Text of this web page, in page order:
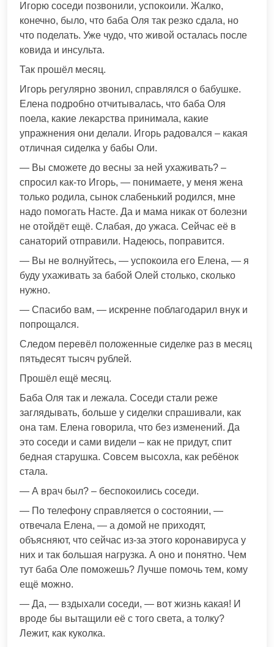
Игорю соседи позвонили, успокоили. Жалко,
конечно, было, что баба Оля так резко сдала, но
что поделать. Уже чудо, что живой осталась после
ковида и инсульта.
Так прошёл месяц.
Игорь регулярно звонил, справлялся о бабушке.
Елена подробно отчитывалась, что баба Оля
поела, какие лекарства принимала, какие
упражнения они делали. Игорь радовался – какая
отличная сиделка у бабы Оли.
— Вы сможете до весны за ней ухаживать? –
спросил как-то Игорь, — понимаете, у меня жена
только родила, сынок слабенький родился, мне
надо помогать Насте. Да и мама никак от болезни
не отойдёт ещё. Слабая, до ужаса. Сейчас её в
санаторий отправили. Надеюсь, поправится.
— Вы не волнуйтесь, — успокоила его Елена, — я
буду ухаживать за бабой Олей столько, сколько
нужно.
— Спасибо вам, — искренне поблагодарил внук и
попрощался.
Следом перевёл положенные сиделке раз в месяц
пятьдесят тысяч рублей.
Прошёл ещё месяц.
Баба Оля так и лежала. Соседи стали реже
заглядывать, больше у сиделки спрашивали, как
она там. Елена говорила, что без изменений. Да
это соседи и сами видели – как не придут, спит
бедная старушка. Совсем высохла, как ребёнок
стала.
— А врач был? – беспокоились соседи.
— По телефону справляется о состоянии, —
отвечала Елена, — а домой не приходят,
объясняют, что сейчас из-за этого коронавируса у
них и так большая нагрузка. А оно и понятно. Чем
тут баба Оле поможешь? Лучше помочь тем, кому
ещё можно.
— Да, — вздыхали соседи, — вот жизнь какая! И
вроде бы вытащили её с того света, а толку?
Лежит, как куколка.